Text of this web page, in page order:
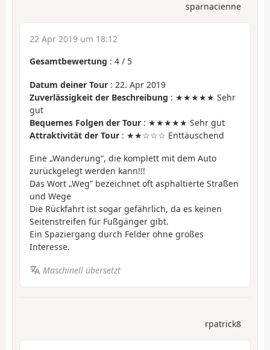
sparnacienne
22 Apr 2019 um 18:12
Gesamtbewertung : 4 / 5
Datum deiner Tour : 22. Apr 2019
Zuverlässigkeit der Beschreibung : ★★★★★ Sehr
gut
Bequemes Folgen der Tour : ★★★★★ Sehr gut
Attraktivität der Tour : ★★☆☆☆ Enttäuschend
Eine „Wanderung“, die komplett mit dem Auto
zurückgelegt werden kann!!!
Das Wort „Weg” bezeichnet oft asphaltierte Straßen
und Wege
Die Rückfahrt ist sogar gefährlich, da es keinen
Seitenstreifen für Fußgänger gibt.
Ein Spaziergang durch Felder ohne großes
Interesse.
Maschinell übersetzt
rpatrick8